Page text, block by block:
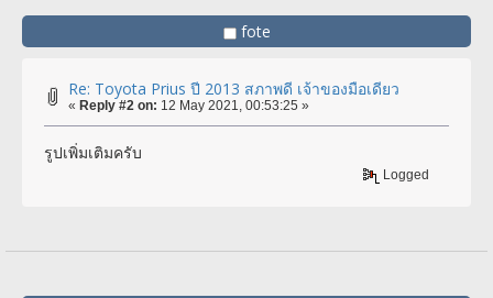
fote
Re: Toyota Prius ปี 2013 สภาพดี เจ้าของมือเดียว
« Reply #2 on: 12 May 2021, 00:53:25 »
รูปเพิ่มเติมครับ
Logged